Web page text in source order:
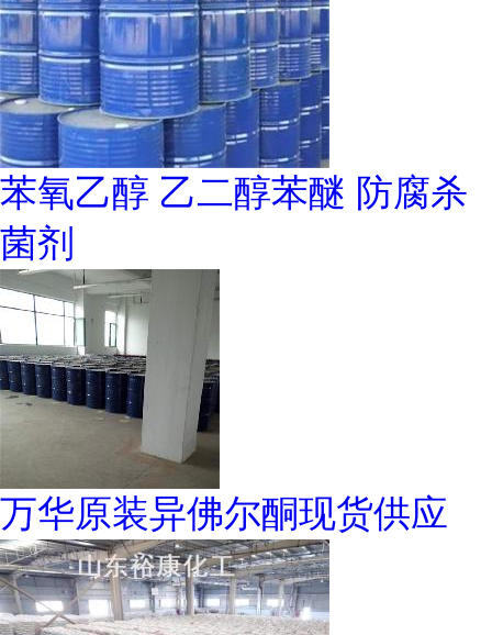
苯氧乙醇 乙二醇苯醚 防腐杀
菌剂
万华原装异佛尔酮现货供应